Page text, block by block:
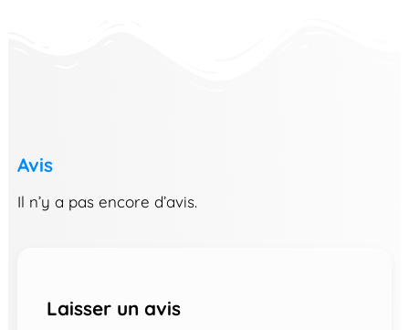
Avis
Il n’y a pas encore d’avis.
Laisser un avis